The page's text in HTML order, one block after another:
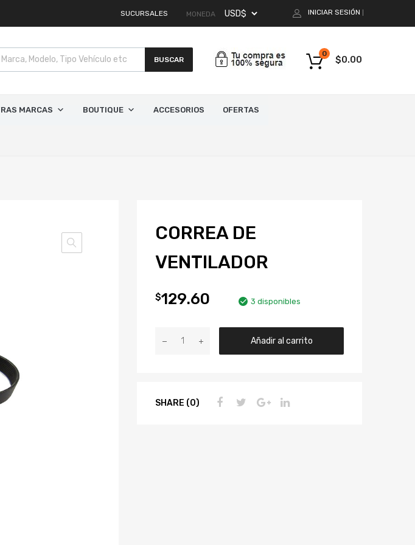
SUCURSALES MONEDA INICIAR SESIÓN
BUSCAR $0.00
0
MARCAS BOUTIQUE ACCESORIOS OFERTAS
CORREA DE
VENTILADOR
$129.60 3 disponibles
Añadir al carrito
SHARE (0)